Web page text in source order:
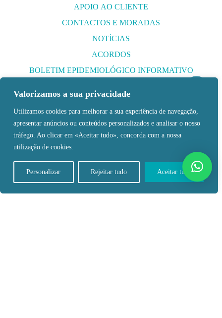
Valorizamos a sua privacidade
Utilizamos cookies para melhorar a sua experiência de navegação,
apresentar anúncios ou conteúdos personalizados e analisar o nosso
tráfego. Ao clicar em «Aceitar tudo», concorda com a nossa
utilização de cookies.
Personalizar Rejeitar tudo Aceitar tudo
APOIO AO CLIENTE
CONTACTOS E MORADAS
NOTÍCIAS
ACORDOS
BOLETIM EPIDEMIOLÓGICO INFORMATIVO
ÁREA DO COLABORADOR
CENTROS MÉDICOS
Rua Amilcar Cabral, nº3
Luanda, Angola